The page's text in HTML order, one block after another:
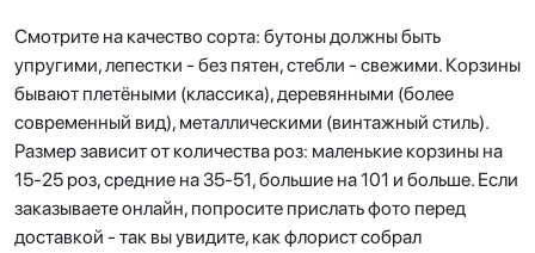
Смотрите на качество сорта: бутоны должны быть
упругими, лепестки - без пятен, стебли - свежими. Корзины
бывают плетёными (классика), деревянными (более
современный вид), металлическими (винтажный стиль).
Размер зависит от количества роз: маленькие корзины на
15-25 роз, средние на 35-51, большие на 101 и больше. Если
заказываете онлайн, попросите прислать фото перед
доставкой - так вы увидите, как флорист собрал